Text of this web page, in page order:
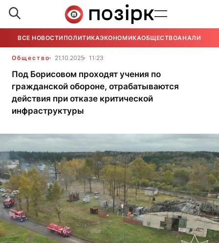
ВСЕ НОВОСТИ ПОЛИТИКАЭКОНОМИКАОБЩЕСТВОАНАЛИТИКА
Общество 21.10.2025 11:23
Под Борисовом проходят учения по
гражданской обороне, отрабатываются
действия при отказе критической
инфраструктуры